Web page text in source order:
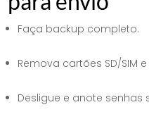
Faça backup completo.
Remova cartões SD/SIM
Desligue e anote senhas